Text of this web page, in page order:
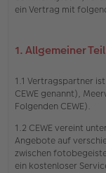
ein Vertrag mit
1. Allgemeiner
1.1 Vertragspartner
CEWE genannt),
Folgenden CEWE).
1.2 CEWE vereint
Angebote auf
zwischen
ein kostenloser